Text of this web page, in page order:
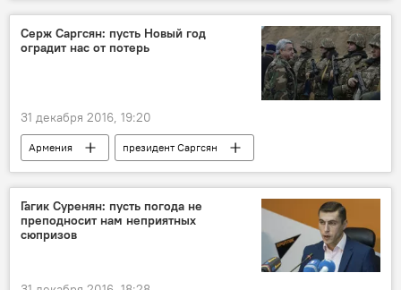
Серж Саргсян: пусть Новый год
оградит нас от потерь
31 декабря 2016, 19:20
Армения
президент Саргсян
посещение воинской части
Гагик Суренян: пусть погода не
преподносит нам неприятных
сюпризов